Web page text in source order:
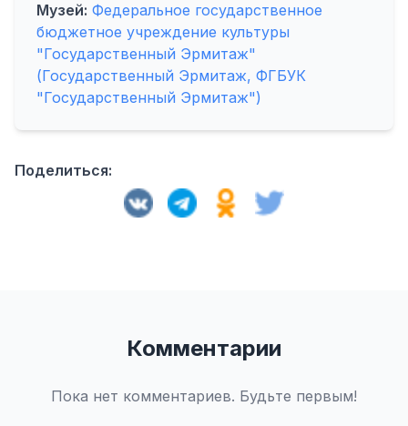
Музей: Федеральное государственное
бюджетное учреждение культуры
"Государственный Эрмитаж"
(Государственный Эрмитаж, ФГБУК
"Государственный Эрмитаж")
Поделиться:
Комментарии
Пока нет комментариев. Будьте первым!